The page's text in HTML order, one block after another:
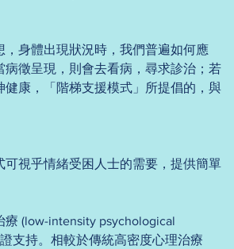
身體出現狀況時，我們普遍如何應
徵呈現，則會去看病，尋求診治；若
康，「階梯支援模式」所提倡的，與
視乎情緒受困人士的需要，提供簡單
(low-intensity psychological
支持。相較於傳統高密度心理治療